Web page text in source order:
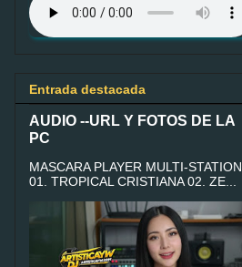
Entrada destacada
AUDIO --URL Y FOTOS DE LA
PC
MASCARA PLAYER MULTI-STATION
01. TROPICAL CRISTIANA 02. ZE...